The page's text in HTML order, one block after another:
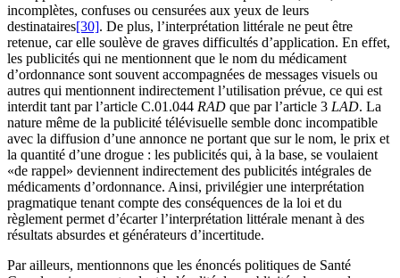
incomplètes, confuses ou censurées aux yeux de leurs
destinataires[30]. De plus, l’interprétation littérale ne peut être
retenue, car elle soulève de graves difficultés d’application. En effet,
les publicités qui ne mentionnent que le nom du médicament
d’ordonnance sont souvent accompagnées de messages visuels ou
autres qui mentionnent indirectement l’utilisation prévue, ce qui est
interdit tant par l’article C.01.044 RAD que par l’article 3 LAD. La
nature même de la publicité télévisuelle semble donc incompatible
avec la diffusion d’une annonce ne portant que sur le nom, le prix et
la quantité d’une drogue : les publicités qui, à la base, se voulaient
«de rappel» deviennent indirectement des publicités intégrales de
médicaments d’ordonnance. Ainsi, privilégier une interprétation
pragmatique tenant compte des conséquences de la loi et du
règlement permet d’écarter l’interprétation littérale menant à des
résultats absurdes et générateurs d’incertitude.
Par ailleurs, mentionnons que les énoncés politiques de Santé